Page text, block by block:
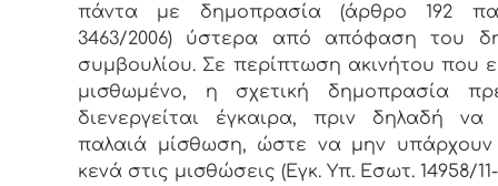
πάντα με δημοπρασία (άρθρο 192
3463/2006) ύστερα από απόφαση του
συμβουλίου. Σε περίπτωση ακινήτου που
μισθωμένο, η σχετική δημοπρασία
διενεργείται έγκαιρα, πριν δηλαδή να
παλαιά μίσθωση, ώστε να μην υπάρχουν
κενά στις μισθώσεις (Εγκ. Υπ. Εσωτ. 14958/11-